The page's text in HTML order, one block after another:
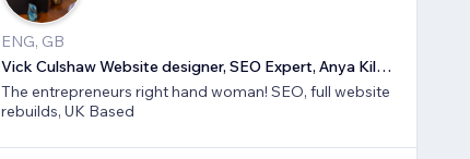
ENG, GB
Vick Culshaw Website designer, SEO Expert, Anya Kilsha LTD
The entrepreneurs right hand woman! SEO, full website
rebuilds, UK Based